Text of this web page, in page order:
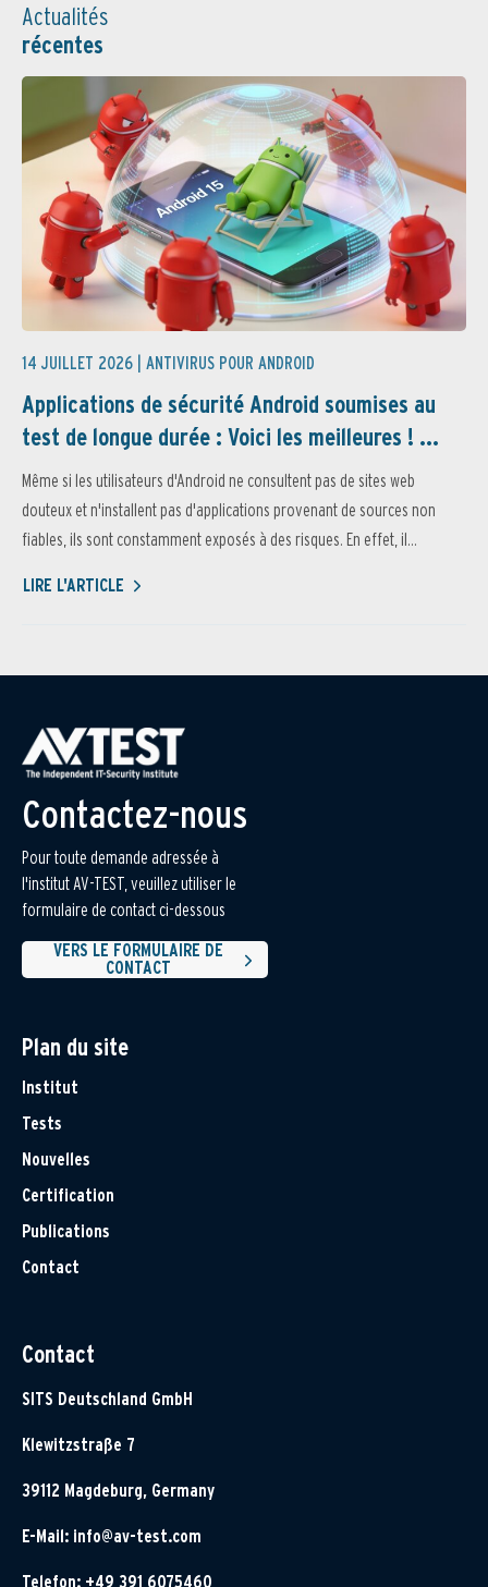
Actualités
récentes
14 JUILLET 2026 | ANTIVIRUS POUR ANDROID
Applications de sécurité Android soumises au
test de longue durée : Voici les meilleures ! ...
Même si les utilisateurs d'Android ne consultent pas de sites web
douteux et n'installent pas d'applications provenant de sources non
fiables, ils sont constamment exposés à des risques. En effet, il...
LIRE L'ARTICLE
Contactez-nous
Pour toute demande adressée à
l'institut AV-TEST, veuillez utiliser le
formulaire de contact ci-dessous
VERS LE FORMULAIRE DE
CONTACT
Plan du site
Institut
Tests
Nouvelles
Certification
Publications
Contact
Contact
SITS Deutschland GmbH
Klewitzstraße 7
39112 Magdeburg, Germany
E-Mail: info@av-test.com
Telefon: +49 391 6075460